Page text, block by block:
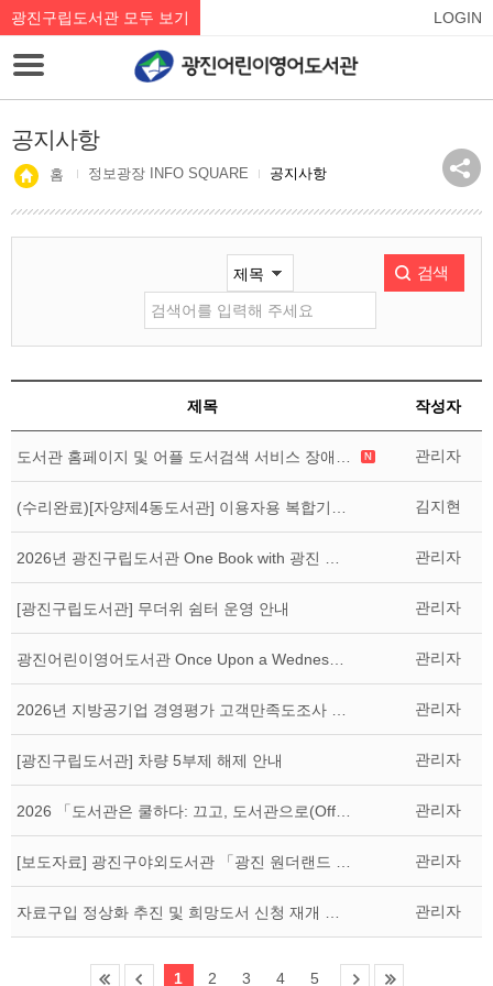
광진구립도서관 모두 보기 LOGIN
공지사항
홈 정보광장 INFO SQUARE 공지사항
검색
제목 작성자
도서관 홈페이지 및 어플 도서검색 서비스 장애 알림 관리자
(수리완료)[자양제4동도서관] 이용자용 복합기(프린트) 일시 중단 안내 김지현
2026년 광진구립도서관 One Book with 광진 주제도서 선정 관리자
[광진구립도서관] 무더위 쉼터 운영 안내 관리자
광진어린이영어도서관 Once Upon a Wednesday 관리자
2026년 지방공기업 경영평가 고객만족도조사 실시 안내 관리자
[광진구립도서관] 차량 5부제 해제 안내 관리자
2026 「도서관은 쿨하다: 끄고, 도서관으로(Off&Library)」 캠페인 안내 관리자
[보도자료] 광진구야외도서관 「광진 원더랜드 : 취향발견」 성황리 운영 마무리 관리자
자료구입 정상화 추진 및 희망도서 신청 재개 안내 관리자
1 2 3 4 5